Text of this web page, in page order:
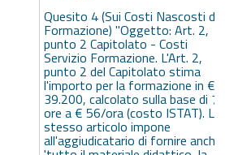
Quesito 4 (Sui Costi Nascosti della
Formazione) "Oggetto: Art. 2,
punto 2 Capitolato - Costi
Servizio Formazione. L'Art. 2,
punto 2 del Capitolato stima
l'importo per la formazione in €
39.200, calcolato sulla base di 700
ore a € 56/ora (costo ISTAT). Lo
stesso articolo impone
all'aggiudicatario di fornire anche